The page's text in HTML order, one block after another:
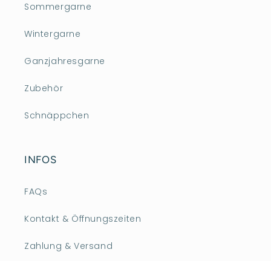
Sommergarne
Wintergarne
Ganzjahresgarne
Zubehör
Schnäppchen
INFOS
FAQs
Kontakt & Öffnungszeiten
Zahlung & Versand